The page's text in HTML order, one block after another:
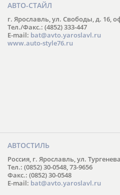
АВТО-СТАЙЛ
г. Ярославль, ул. Свободы, д. 16,
Тел./Факс.: (4852) 333-447
E-mail: bat@avto.yaroslavl.ru
www.auto-style76.ru
АВТОСТИЛЬ
Россия, г. Ярославль, ул.
Тел.: (0852) 30-0548, 73-9656
Факс.: (0852) 30-0548
E-mail: bat@avto.yaroslavl.ru